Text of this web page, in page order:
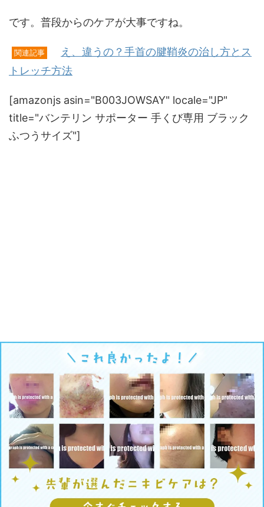
です。普段からのケアが大事ですね。
関連記事
え、違うの？手首の腱鞘炎の治し方とス
トレッチ方法
[amazonjs asin="B003JOWSAY" locale="JP"
title="バンテリン サポーター 手くび専用 ブラック
ふつうサイズ"]